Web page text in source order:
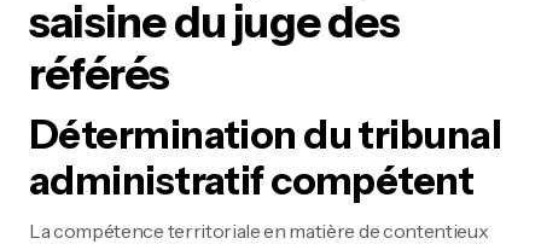
saisine du juge des
référés
Détermination du tribunal
administratif compétent
La compétence territoriale en matière de contentieux